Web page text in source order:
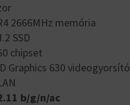
2666MHz memória
SSD
chipset
Graphics 630 videogyorsító
b/g/n/ac